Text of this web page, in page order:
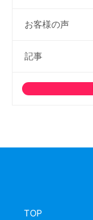
お客様の声
記事
TOP